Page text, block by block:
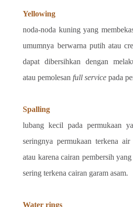
Yellowing
noda-noda kuning yang
umumnya berwarna putih atau
dapat dibersihkan dengan
atau pemolesan full service pada
Spalling
lubang kecil pada permukaan
seringnya permukaan terkena
atau karena cairan pembersih
sering terkena cairan garam asam.
Water rings